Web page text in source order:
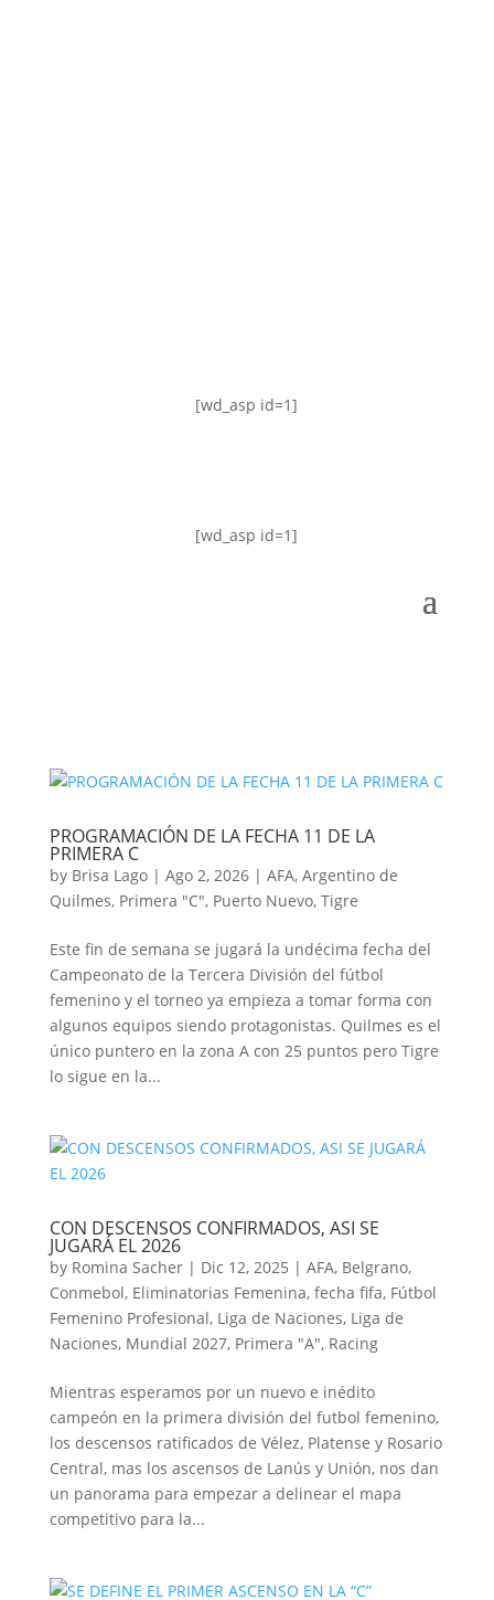
[wd_asp id=1]
[wd_asp id=1]
PROGRAMACIÓN DE LA FECHA 11 DE LA
PRIMERA C
by Brisa Lago| Ago 2, 2026| AFA, Argentino de
Quilmes, Primera "C", Puerto Nuevo, Tigre
Este fin de semana se jugará la undécima fecha del
Campeonato de la Tercera División del fútbol
femenino y el torneo ya empieza a tomar forma con
algunos equipos siendo protagonistas. Quilmes es el
único puntero en la zona A con 25 puntos pero Tigre
lo sigue en la...
CON DESCENSOS CONFIRMADOS, ASI SE
JUGARÁ EL 2026
by Romina Sacher| Dic 12, 2025 | AFA, Belgrano,
Conmebol, Eliminatorias Femenina, fecha fifa, Fútbol
Femenino Profesional, Liga de Naciones, Liga de
Naciones, Mundial 2027, Primera "A", Racing
Mientras esperamos por un nuevo e inédito
campeón en la primera división del futbol femenino,
los descensos ratificados de Vélez, Platense y Rosario
Central, mas los ascensos de Lanús y Unión, nos dan
un panorama para empezar a delinear el mapa
competitivo para la...